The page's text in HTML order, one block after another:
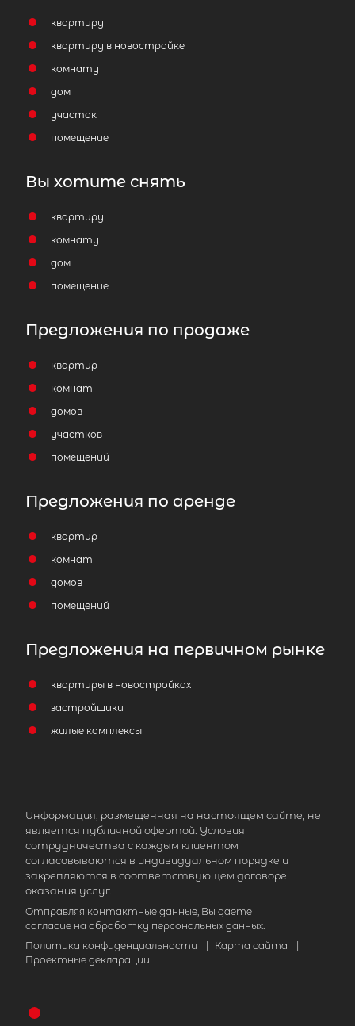
квартиру
квартиру в новостройке
комнату
дом
участок
помещение
Вы хотите снять
квартиру
комнату
дом
помещение
Предложения по продаже
квартир
комнат
домов
участков
помещений
Предложения по аренде
квартир
комнат
домов
помещений
Предложения на первичном рынке
квартиры в новостройках
застройщики
жилые комплексы
Информация, размещенная на настоящем сайте, не
является публичной офертой. Условия
сотрудничества с каждым клиентом
согласовываются в индивидуальном порядке и
закрепляются в соответствующем договоре
оказания услуг.
Отправляя контактные данные, Вы даете
согласие на обработку персональных данных.
Политика конфиденциальности
Карта сайта
Проектные декларации